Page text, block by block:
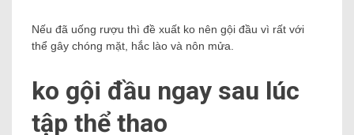
Nếu đã uống rượu thì đề xuất ko nên gội đầu vì rất với
thể gây chóng mặt, hắc lào và nôn mửa.
ko gội đầu ngay sau lúc
tập thể thao